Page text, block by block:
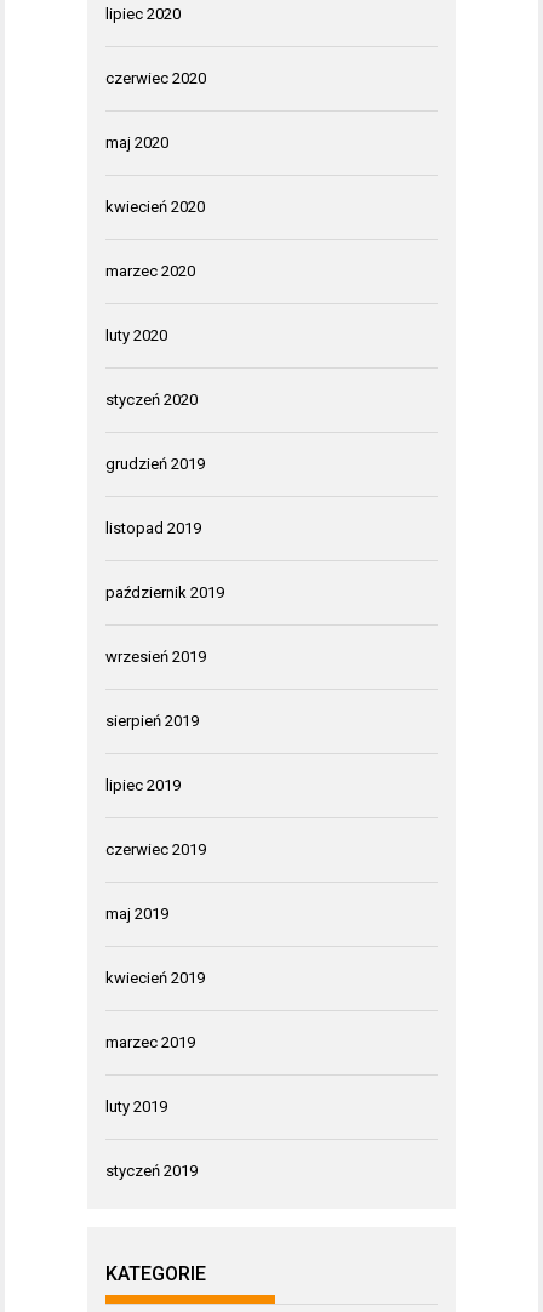
lipiec 2020
czerwiec 2020
maj 2020
kwiecień 2020
marzec 2020
luty 2020
styczeń 2020
grudzień 2019
listopad 2019
październik 2019
wrzesień 2019
sierpień 2019
lipiec 2019
czerwiec 2019
maj 2019
kwiecień 2019
marzec 2019
luty 2019
styczeń 2019
KATEGORIE